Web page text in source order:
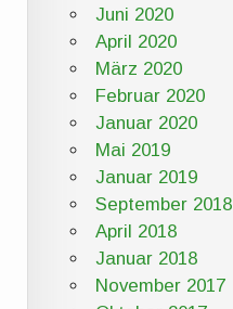
Juni 2020
April 2020
März 2020
Februar 2020
Januar 2020
Mai 2019
Januar 2019
September 2018
April 2018
Januar 2018
November 2017